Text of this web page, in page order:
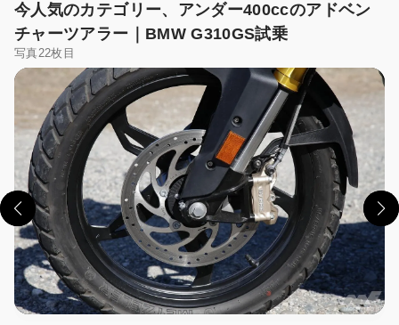
今人気のカテゴリー、アンダー400ccのアドベン
チャーツアラー｜BMW G310GS試乗
写真22枚目